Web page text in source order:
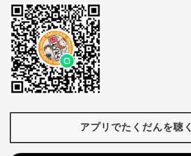
アプリでたくだんを聴く